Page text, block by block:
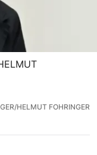
HELMUT FOHRINGER